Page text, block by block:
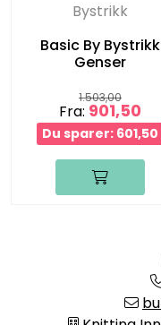
Bystrikk
Basic By Bystrikk
Genser
1.503,00
Fra: 901,50
Du sparer: 601,50